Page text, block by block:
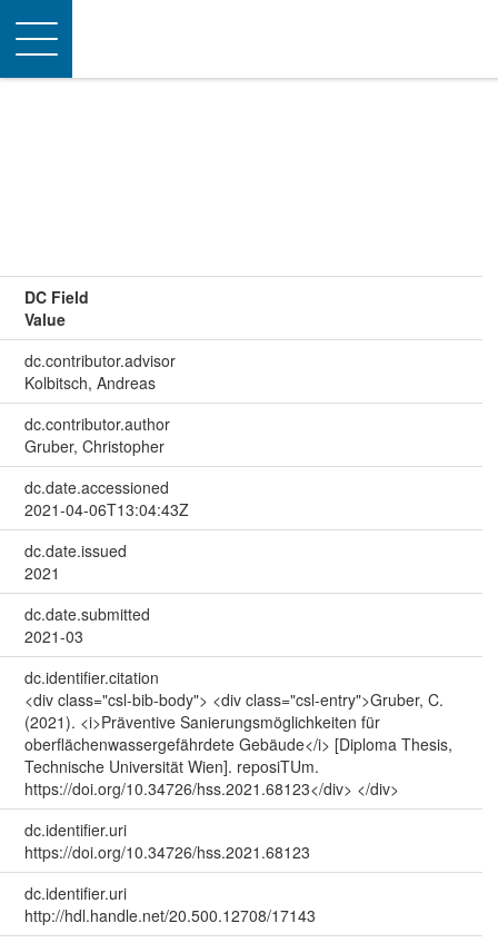
Toggle
navigation
DC Field
Value
dc.contributor.advisor
Kolbitsch, Andreas
dc.contributor.author
Gruber, Christopher
dc.date.accessioned
2021-04-06T13:04:43Z
dc.date.issued
2021
dc.date.submitted
2021-03
dc.identifier.citation
<div class="csl-bib-body"> <div class="csl-entry">Gruber, C.
(2021). <i>Präventive Sanierungsmöglichkeiten für
oberflächenwassergefährdete Gebäude</i> [Diploma Thesis,
Technische Universität Wien]. reposiTUm.
https://doi.org/10.34726/hss.2021.68123</div> </div>
dc.identifier.uri
https://doi.org/10.34726/hss.2021.68123
dc.identifier.uri
http://hdl.handle.net/20.500.12708/17143